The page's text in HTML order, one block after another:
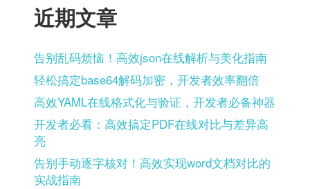
近期文章
告别乱码烦恼！高效json在线解析与美化指南
轻松搞定base64解码加密，开发者效率翻倍
高效YAML在线格式化与验证，开发者必备神器
开发者必看：高效搞定PDF在线对比与差异高
亮
告别手动逐字核对！高效实现word文档对比的
实战指南